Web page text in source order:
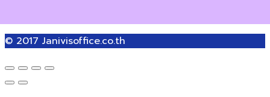
© 2017 Janivisoffice.co.th